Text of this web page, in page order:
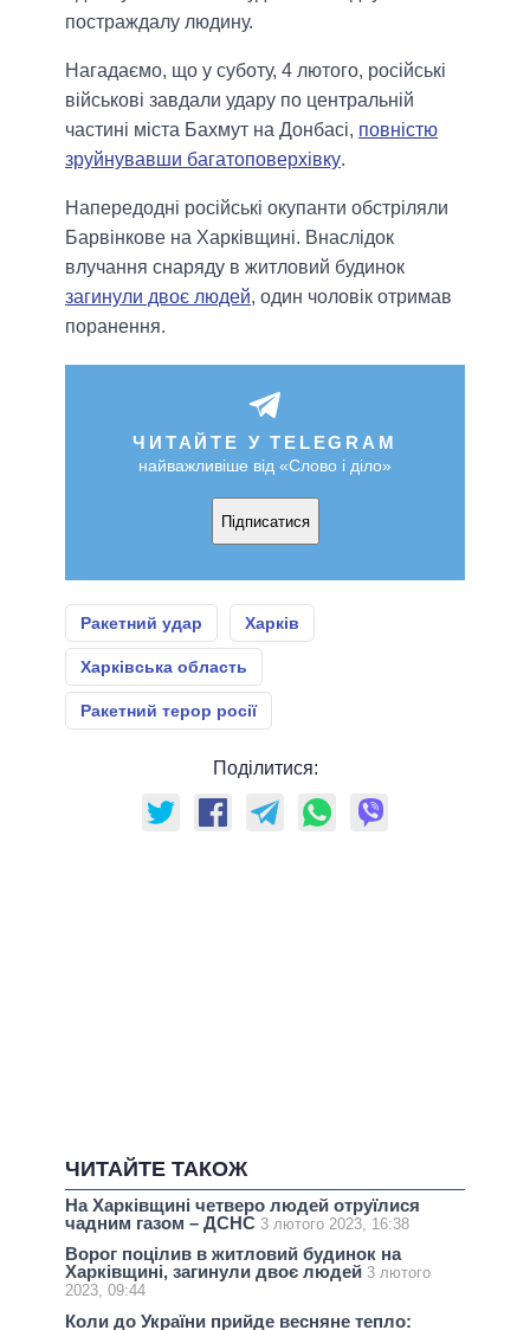
постраждалу людину.
Нагадаємо, що у суботу, 4 лютого, російські
військові завдали удару по центральній
частині міста Бахмут на Донбасі, повністю
зруйнувавши багатоповерхівку.
Напередодні російські окупанти обстріляли
Барвінкове на Харківщині. Внаслідок
влучання снаряду в житловий будинок
загинули двоє людей, один чоловік отримав
поранення.
ЧИТАЙТЕ У TELEGRAM
найважливіше від «Слово і діло»
Підписатися
Ракетний удар Харків
Харківська область
Ракетний терор росії
Поділитися:
ЧИТАЙТЕ ТАКОЖ
На Харківщині четверо людей отруїлися
чадним газом – ДСНС 3 лютого 2023, 16:38
Ворог поцілив в житловий будинок на
Харківщині, загинули двоє людей 3 лютого
2023, 09:44
Коли до України прийде весняне тепло: